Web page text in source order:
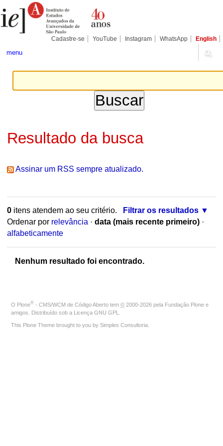
para
conteúdo.
Pessoais
Cadastre-se YouTube Instagram WhatsApp English
menu
Resultado da busca
Assinar um RSS sempre atualizado.
0itens atendem ao seu critério.
Filtrar os resultados
Ordenar por relevância · data (mais recente primeiro) ·
alfabeticamente
Nenhum resultado foi encontrado.
O Plone® - CMS/WCM de Código Aberto tem © 2000-2026 pela Fundação Plone e
amigos. Distribuído sob a Licença GNU GPL
This Plone Theme brought to you by Simples Consultoria